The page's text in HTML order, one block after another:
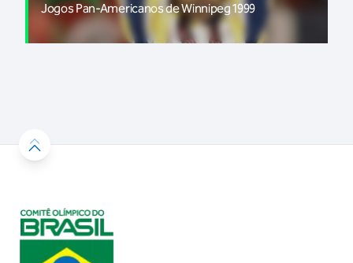
Jogos Pan-Americanos de Winnipeg 1999